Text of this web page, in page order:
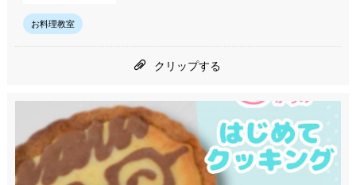
お料理教室
クリップする